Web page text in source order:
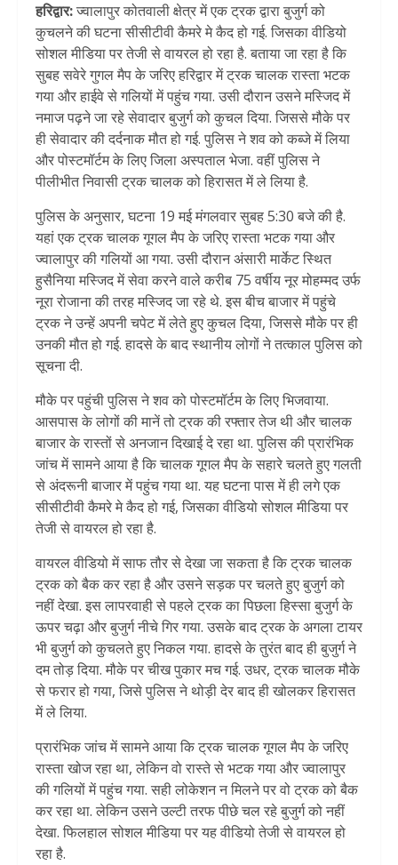
हरिद्वार:ज्वालापुर कोतवाली क्षेत्र में एक ट्रक द्वारा बुजुर्ग को
कुचलने की घटना सीसीटीवी कैमरे मे कैद हो गई. जिसका वीडियो
सोशल मीडिया पर तेजी से वायरल हो रहा है. बताया जा रहा है कि
सुबह सवेरे गुगल मैप के जरिए हरिद्वार में ट्रक चालक रास्ता भटक
गया और हाईवे से गलियों में पहुंच गया. उसी दौरान उसने मस्जिद में
नमाज पढ़ने जा रहे सेवादार बुजुर्ग को कुचल दिया. जिससे मौके पर
ही सेवादार की दर्दनाक मौत हो गई. पुलिस ने शव को कब्जे में लिया
और पोस्टमॉर्टम के लिए जिला अस्पताल भेजा. वहीं पुलिस ने
पीलीभीत निवासी ट्रक चालक को हिरासत में ले लिया है.
पुलिस के अनुसार, घटना 19 मई मंगलवार सुबह 5:30 बजे की है.
यहां एक ट्रक चालक गूगल मैप के जरिए रास्ता भटक गया और
ज्वालापुर की गलियों आ गया. उसी दौरान अंसारी मार्केट स्थित
हुसैनिया मस्जिद में सेवा करने वाले करीब 75 वर्षीय नूर मोहम्मद उर्फ
नूरा रोजाना की तरह मस्जिद जा रहे थे. इस बीच बाजार में पहुंचे
ट्रक ने उन्हें अपनी चपेट में लेते हुए कुचल दिया, जिससे मौके पर ही
उनकी मौत हो गई. हादसे के बाद स्थानीय लोगों ने तत्काल पुलिस को
सूचना दी.
मौके पर पहुंची पुलिस ने शव को पोस्टमॉर्टम के लिए भिजवाया.
आसपास के लोगों की मानें तो ट्रक की रफ्तार तेज थी और चालक
बाजार के रास्तों से अनजान दिखाई दे रहा था. पुलिस की प्रारंभिक
जांच में सामने आया है कि चालक गूगल मैप के सहारे चलते हुए गलती
से अंदरूनी बाजार में पहुंच गया था. यह घटना पास में ही लगे एक
सीसीटीवी कैमरे मे कैद हो गई, जिसका वीडियो सोशल मीडिया पर
तेजी से वायरल हो रहा है.
वायरल वीडियो में साफ तौर से देखा जा सकता है कि ट्रक चालक
ट्रक को बैक कर रहा है और उसने सड़क पर चलते हुए बुजुर्ग को
नहीं देखा. इस लापरवाही से पहले ट्रक का पिछला हिस्सा बुजुर्ग के
ऊपर चढ़ा और बुजुर्ग नीचे गिर गया. उसके बाद ट्रक के अगला टायर
भी बुजुर्ग को कुचलते हुए निकल गया. हादसे के तुरंत बाद ही बुजुर्ग ने
दम तोड़ दिया. मौके पर चीख पुकार मच गई. उधर, ट्रक चालक मौके
से फरार हो गया, जिसे पुलिस ने थोड़ी देर बाद ही खोलकर हिरासत
में ले लिया.
प्रारंभिक जांच में सामने आया कि ट्रक चालक गूगल मैप के जरिए
रास्ता खोज रहा था, लेकिन वो रास्ते से भटक गया और ज्वालापुर
की गलियों में पहुंच गया. सही लोकेशन न मिलने पर वो ट्रक को बैक
कर रहा था. लेकिन उसने उल्टी तरफ पीछे चल रहे बुजुर्ग को नहीं
देखा. फिलहाल सोशल मीडिया पर यह वीडियो तेजी से वायरल हो
रहा है.